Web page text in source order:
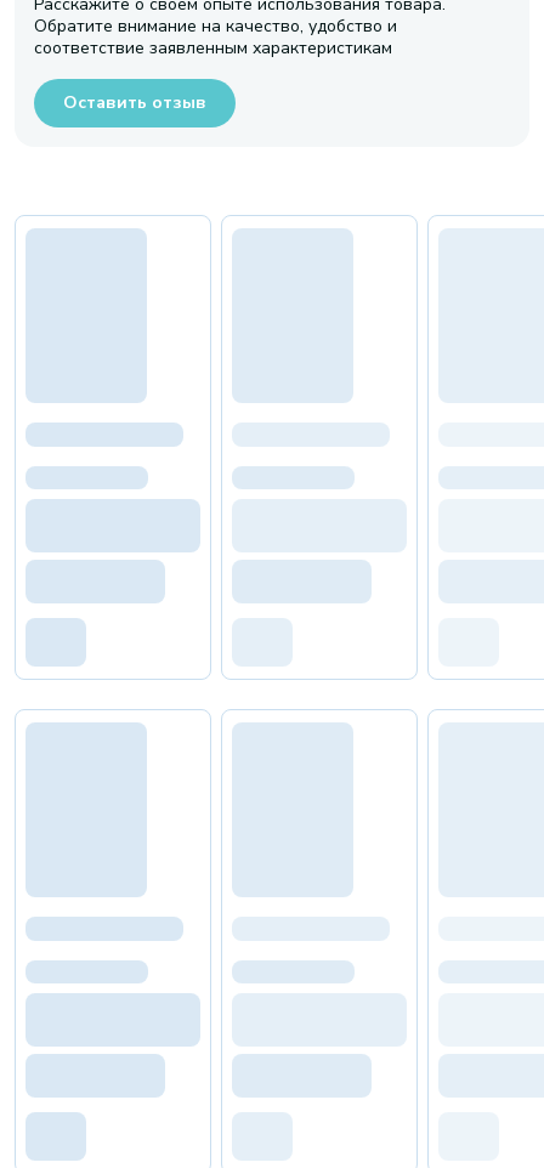
Обратите внимание на качество, удобство и
соответствие заявленным характеристикам
Оставить отзыв